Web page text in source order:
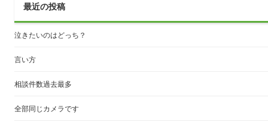
最近の投稿
泣きたいのはどっち？
言い方
相談件数過去最多
全部同じカメラです